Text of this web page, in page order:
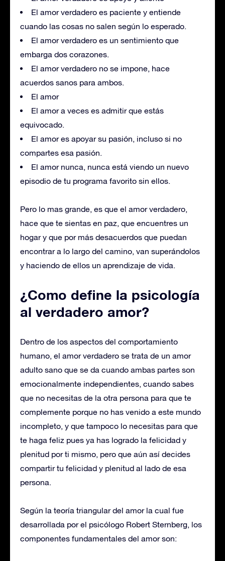
El amor verdadero es paciente y entiende
cuando las cosas no salen según lo esperado.
El amor verdadero es un sentimiento que
embarga dos corazones.
El amor verdadero no se impone, hace
acuerdos sanos para ambos.
El amor
El amor a veces es admitir que estás
equivocado.
El amor es apoyar su pasión, incluso si no
compartes esa pasión.
El amor nunca, nunca está viendo un nuevo
episodio de tu programa favorito sin ellos.
Pero lo mas grande, es que el amor verdadero,
hace que te sientas en paz, que encuentres un
hogar y que por más desacuerdos que puedan
encontrar a lo largo del camino, van superándolos
y haciendo de ellos un aprendizaje de vida.
¿Como define la psicología
al verdadero amor?
Dentro de los aspectos del comportamiento
humano, el amor verdadero se trata de un amor
adulto sano que se da cuando ambas partes son
emocionalmente independientes, cuando sabes
que no necesitas de la otra persona para que te
complemente porque no has venido a este mundo
incompleto, y que tampoco lo necesitas para que
te haga feliz pues ya has logrado la felicidad y
plenitud por ti mismo, pero que aún así decides
compartir tu felicidad y plenitud al lado de esa
persona.
Según la teoría triangular del amor la cual fue
desarrollada por el psicólogo Robert Sternberg, los
componentes fundamentales del amor son: